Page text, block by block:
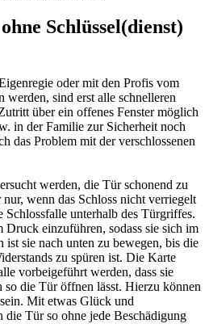
Schlüssel(dienst)
oder mit den Profis vom
werden, sind erst alle schnelleren
über ein offenes Fenster möglich
in der Familie zur Sicherheit noch
das Problem mit der verschlossenen
werden, die Tür schonend zu
wenn das Schloss nicht verriegelt
Schlossfalle unterhalb des Türgriffes.
einzuführen, sodass sie sich im
sie nach unten zu bewegen, bis die
zu spüren ist. Die Karte
vorbeigeführt werden, dass sie
die Tür öffnen lässt. Hierzu können
Mit etwas Glück und
die Tür so ohne jede Beschädigung